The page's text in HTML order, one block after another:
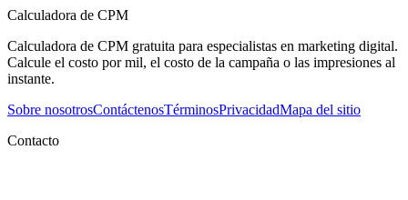
Calculadora de CPM
Calculadora de CPM gratuita para especialistas en marketing digital.
Calcule el costo por mil, el costo de la campaña o las impresiones al
instante.
Sobre nosotrosContáctenosTérminosPrivacidadMapa del sitio
Contacto